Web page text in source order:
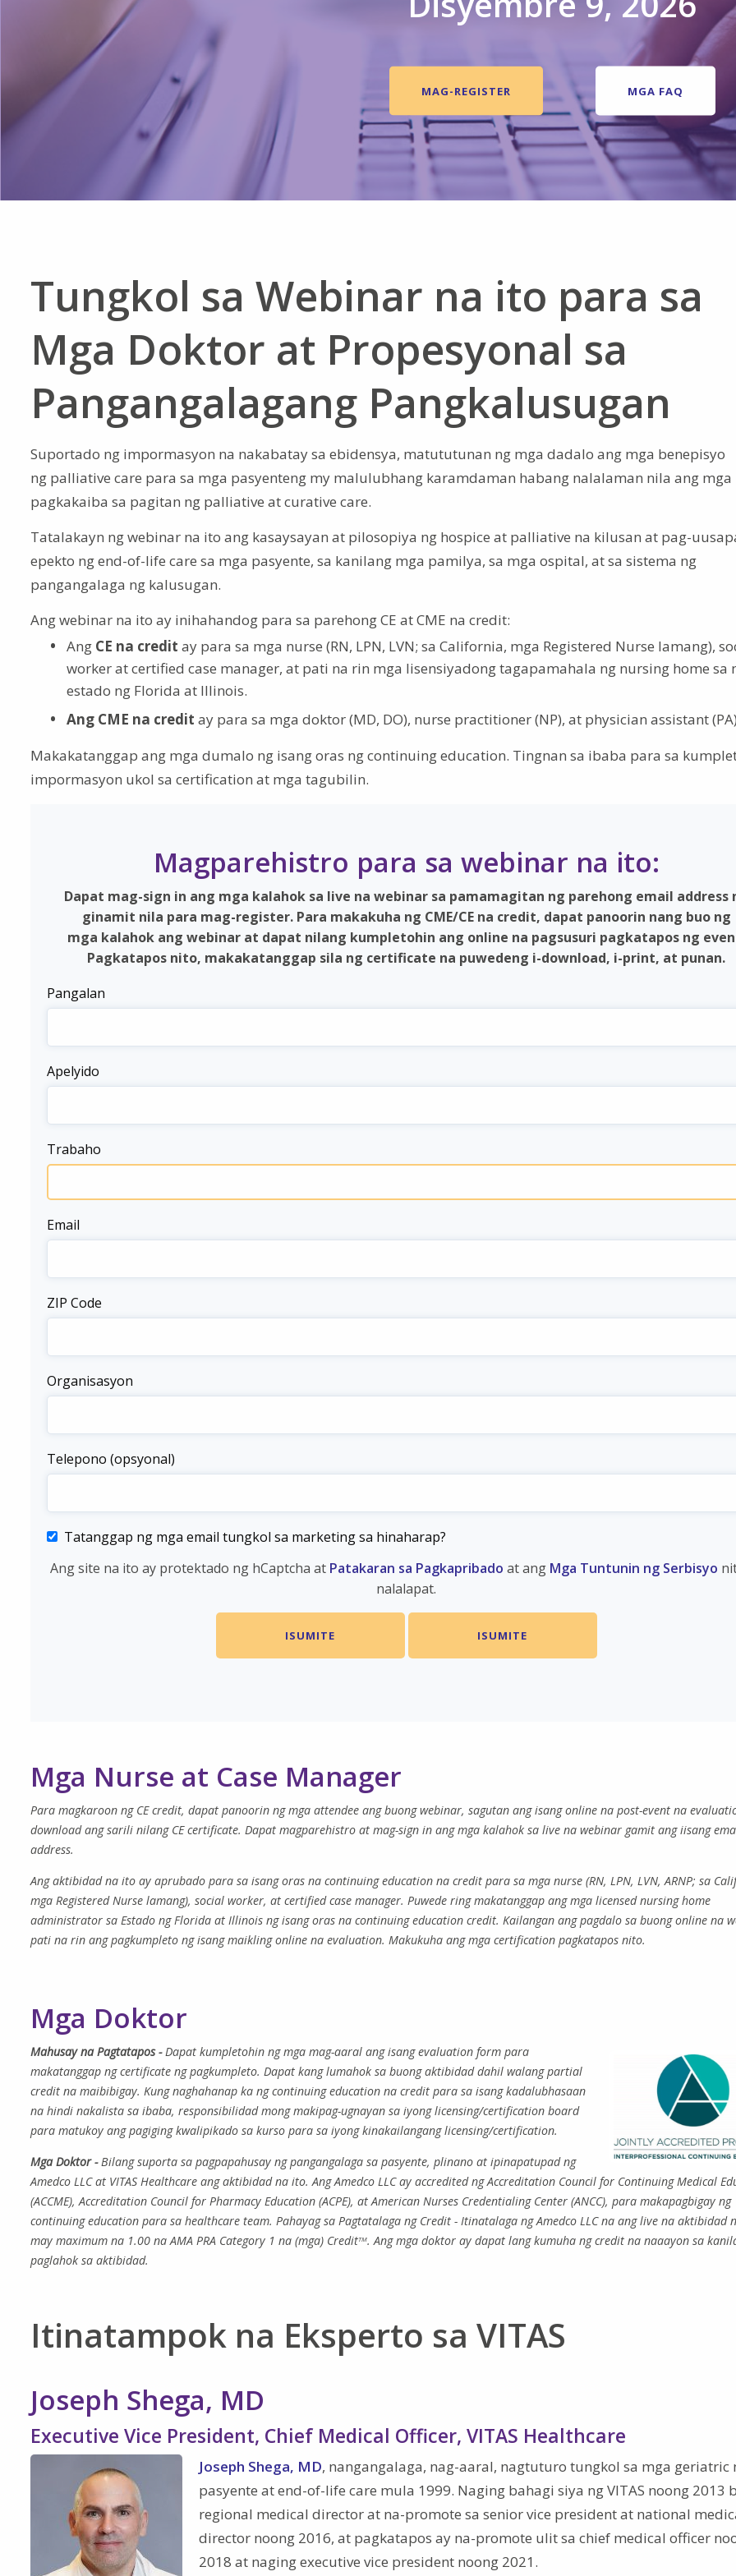
MAG-REGISTER MGA FAQ
Tungkol sa Webinar na ito para sa
Mga Doktor at Propesyonal sa
Pangangalagang Pangkalusugan
Suportado ng impormasyon na nakabatay sa ebidensya, matututunan ng mga dadalo ang mga benepisyo
ng palliative care para sa mga pasyenteng my malulubhang karamdaman habang nalalaman nila ang mga
pagkakaiba sa pagitan ng palliative at curative care.
Tatalakayn ng webinar na ito ang kasaysayan at pilosopiya ng hospice at palliative na kilusan at pag-
epekto ng end-of-life care sa mga pasyente, sa kanilang mga pamilya, sa mga ospital, at sa sistema ng
pangangalaga ng kalusugan.
Ang webinar na ito ay inihahandog para sa parehong CE at CME na credit:
Ang CE na credit ay para sa mga nurse (RN, LPN, LVN; sa California, mga Registered Nurse lamang),
worker at certified case manager​​​​​​​, at pati na rin mga lisensiyadong tagapamahala ng nursing home sa
estado ng Florida at Illinois.
Ang CME na credit ay para sa mga doktor (MD, DO), nurse practitioner (NP), at physician assistant
Makakatanggap ang mga dumalo ng isang oras ng continuing education. Tingnan sa ibaba para sa
impormasyon ukol sa certification at mga tagubilin.
Magparehistro para sa webinar na ito:
Dapat mag-sign in ang mga kalahok sa live na webinar sa pamamagitan ng parehong email address
ginamit nila para mag-register. Para makakuha ng CME/CE na credit, dapat panoorin nang buo ng
mga kalahok ang webinar at dapat nilang kumpletohin ang online na pagsusuri pagkatapos ng
Pagkatapos nito, makakatanggap sila ng certificate na puwedeng i-download, i-print, at punan.
Pangalan
Apelyido
Trabaho
Email
ZIP Code
Organisasyon
Telepono (opsyonal)
Tatanggap ng mga email tungkol sa marketing sa hinaharap?
Ang site na ito ay protektado ng hCaptcha at Patakaran sa Pagkapribado at ang Mga Tuntunin ng Serbisyo
nalalapat.
Mga Nurse at Case Manager
Para magkaroon ng CE credit, dapat panoorin ng mga attendee ang buong webinar, sagutan ang isang online na post-event na
download ang sarili nilang CE certificate. Dapat magparehistro at mag-sign in ang mga kalahok sa live na webinar gamit ang iisang
address.
Ang aktibidad na ito ay aprubado para sa isang oras na continuing education na credit para sa mga nurse (RN, LPN, LVN, ARNP; sa
mga Registered Nurse lamang​​​​​​​), social worker, at certified case manager. Puwede ring makatanggap ang mga licensed nursing home
administrator sa Estado ng Florida at Illinois ng isang oras na continuing education credit. Kailangan ang pagdalo sa buong online na
pati na rin ang pagkumpleto ng isang maikling online na evaluation. Makukuha ang mga certification pagkatapos nito.
Mga Doktor
Mahusay na Pagtatapos -Dapat kumpletohin ng mga mag-aaral ang isang evaluation form para
makatanggap ng certificate ng pagkumpleto. Dapat kang lumahok sa buong aktibidad dahil walang partial
credit na maibibigay. Kung naghahanap ka ng continuing education na credit para sa isang kadalubhasaan
na hindi nakalista sa ibaba, responsibilidad mong makipag-ugnayan sa iyong licensing/certification board
para matukoy ang pagiging kwalipikado sa kurso para sa iyong kinakailangang licensing/certification.
Mga Doktor -Bilang suporta sa pagpapahusay ng pangangalaga sa pasyente, plinano at ipinapatupad ng
Amedco LLC at VITAS Healthcare ang aktibidad na ito. Ang Amedco LLC ay accredited ng Accreditation Council for Continuing Medical
(ACCME), Accreditation Council for Pharmacy Education (ACPE), at American Nurses Credentialing Center (ANCC), para makapagbigay ng
continuing education para sa healthcare team. Pahayag sa Pagtatalaga ng Credit - Itinatalaga ng Amedco LLC na ang live na aktibidad
may maximum na 1.00 na AMA PRA Category 1 na (mga) CreditTM. Ang mga doktor ay dapat lang kumuha ng credit na naaayon sa
paglahok sa aktibidad.
Itinatampok na Eksperto sa VITAS
Joseph Shega, MD
Executive Vice President, Chief Medical Officer, VITAS Healthcare
Joseph Shega, MD, nangangalaga, nag-aaral, nagtuturo tungkol sa mga geriatric
pasyente at end-of-life care mula 1999. Naging bahagi siya ng VITAS noong 2013
regional medical director at na-promote sa senior vice president at national
director noong 2016, at pagkatapos ay na-promote ulit sa chief medical officer
2018 at naging executive vice president noong 2021.